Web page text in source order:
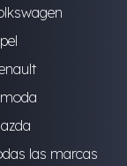
las marcas